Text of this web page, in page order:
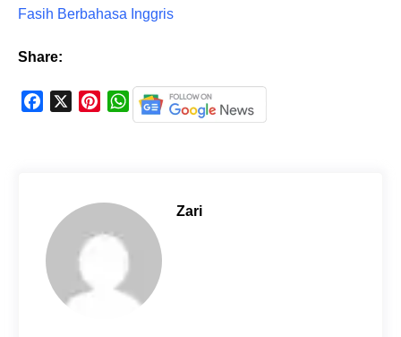
Fasih Berbahasa Inggris
Share:
k
W
h
A
Zari